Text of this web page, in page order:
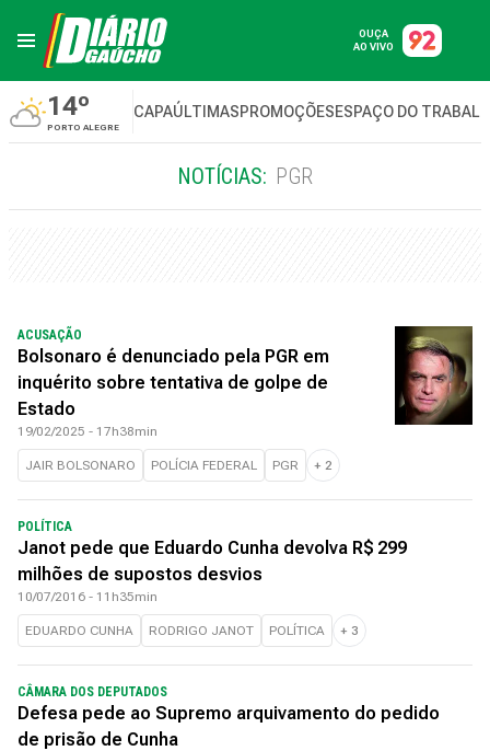
OUÇA
AO VIVO
14º
PORTO ALEGRE
CAPAÚLTIMASPROMOÇÕESESPAÇO DO
NOTÍCIAS: PGR
ACUSAÇÃO
Bolsonaro é denunciado pela PGR em
inquérito sobre tentativa de golpe de
Estado
19/02/2025 - 17h38min
JAIR BOLSONARO POLÍCIA FEDERAL PGR + 2
POLÍTICA
Janot pede que Eduardo Cunha devolva R$ 299
milhões de supostos desvios
10/07/2016 - 11h35min
EDUARDO CUNHA RODRIGO JANOT POLÍTICA + 3
CÂMARA DOS DEPUTADOS
Defesa pede ao Supremo arquivamento do pedido
de prisão de Cunha